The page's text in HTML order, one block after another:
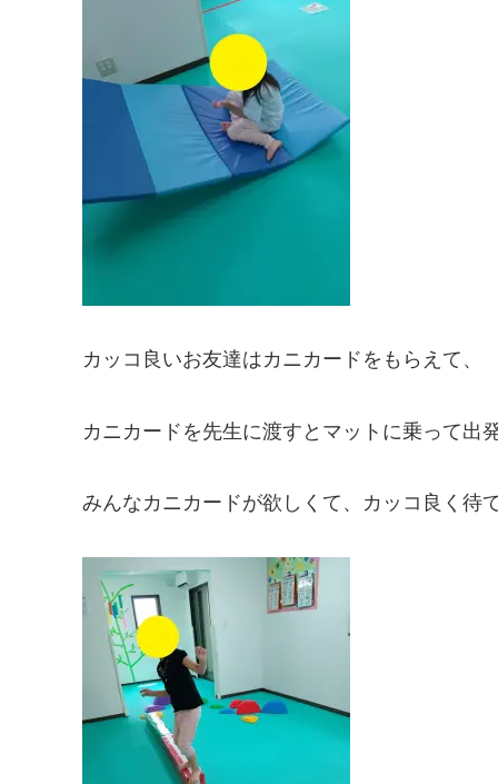
カッコ良いお友達はカニカードをもらえて、
カニカードを先生に渡すとマットに乗って出
みんなカニカードが欲しくて、カッコ良く待